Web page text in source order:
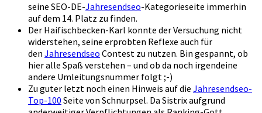
seine SEO-DE-Jahresendseo-Kategorieseite immerhin
auf dem 14. Platz zu finden.
Der Haifischbecken-Karl konnte der Versuchung nicht
widerstehen, seine erprobten Reflexe auch für
den Jahresendseo Contest zu nutzen. Bin gespannt, ob
hier alle Spaß verstehen – und ob da noch irgendeine
andere Umleitungsnummer folgt ;-)
Zu guter letzt noch einen Hinweis auf die Jahresendseo-
Top-100 Seite von Schnurpsel. Da Sistrix aufgrund